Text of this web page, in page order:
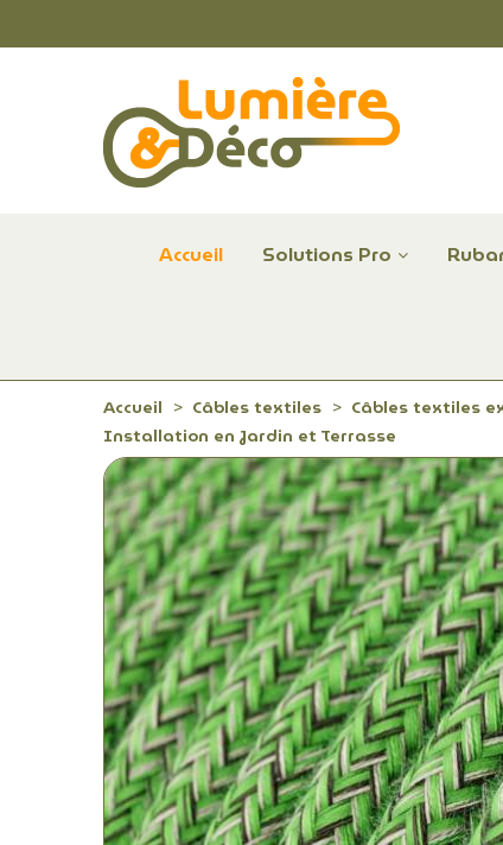
Accueil Solutions Pro
Accueil Câbles textiles Câbles textiles
Installation en Jardin et Terrasse